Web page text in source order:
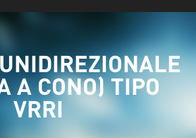
A CONO) TIPO
VRRI